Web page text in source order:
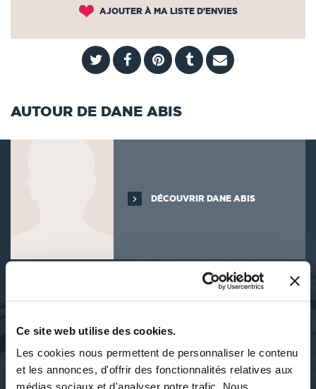
Ce site web utilise des cookies.
Les cookies nous permettent de personnaliser le contenu
et les annonces, d'offrir des fonctionnalités relatives aux
médias sociaux et d'analyser notre trafic. Nous
AJOUTER À MA LISTE D'ENVIES
AUTOUR DE DANE ABIS
DÉCOUVRIR DANE ABIS